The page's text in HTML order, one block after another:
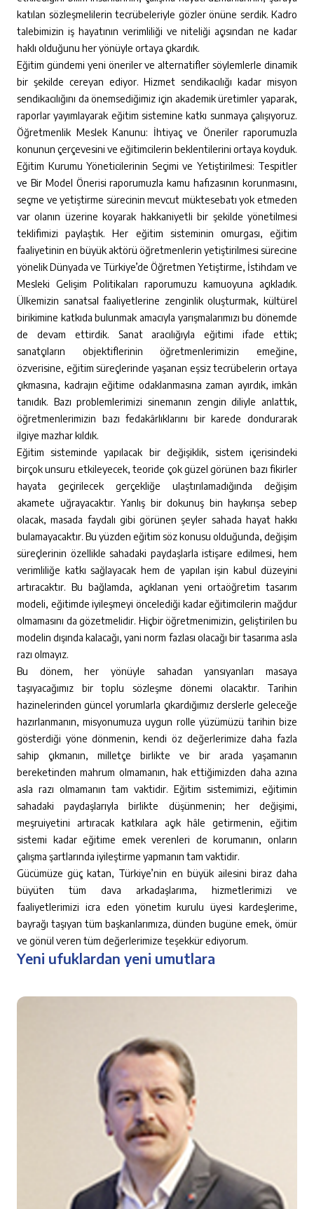
Yeni ufuklardan yeni umutlara
katılan sözleşmelilerin tecrübeleriyle gözler önüne serdik. Kadro
talebimizin iş hayatının verimliliği ve niteliği açısından ne kadar
haklı olduğunu her yönüyle ortaya çıkardık.
Eğitim gündemi yeni öneriler ve alternatifler söylemlerle dinamik
bir şekilde cereyan ediyor. Hizmet sendikacılığı kadar misyon
sendikacılığını da önemsediğimiz için akademik üretimler yaparak,
raporlar yayımlayarak eğitim sistemine katkı sunmaya çalışıyoruz.
Öğretmenlik Meslek Kanunu: İhtiyaç ve Öneriler raporumuzla
konunun çerçevesini ve eğitimcilerin beklentilerini ortaya koyduk.
Eğitim Kurumu Yöneticilerinin Seçimi ve Yetiştirilmesi: Tespitler
ve Bir Model Önerisi raporumuzla kamu hafızasının korunmasını,
seçme ve yetiştirme sürecinin mevcut müktesebatı yok etmeden
var olanın üzerine koyarak hakkaniyetli bir şekilde yönetilmesi
teklifimizi paylaştık. Her eğitim sisteminin omurgası, eğitim
faaliyetinin en büyük aktörü öğretmenlerin yetiştirilmesi sürecine
yönelik Dünyada ve Türkiye’de Öğretmen Yetiştirme, İstihdam ve
Mesleki Gelişim Politikaları raporumuzu kamuoyuna açıkladık.
Ülkemizin sanatsal faaliyetlerine zenginlik oluşturmak, kültürel
birikimine katkıda bulunmak amacıyla yarışmalarımızı bu dönemde
de devam ettirdik. Sanat aracılığıyla eğitimi ifade ettik;
sanatçıların objektiflerinin öğretmenlerimizin emeğine,
özverisine, eğitim süreçlerinde yaşanan eşsiz tecrübelerin ortaya
çıkmasına, kadrajın eğitime odaklanmasına zaman ayırdık, imkân
tanıdık. Bazı problemlerimizi sinemanın zengin diliyle anlattık,
öğretmenlerimizin bazı fedakârlıklarını bir karede dondurarak
ilgiye mazhar kıldık.
Eğitim sisteminde yapılacak bir değişiklik, sistem içerisindeki
birçok unsuru etkileyecek, teoride çok güzel görünen bazı fikirler
hayata geçirilecek gerçekliğe ulaştırılamadığında değişim
akamete uğrayacaktır. Yanlış bir dokunuş bin haykırışa sebep
olacak, masada faydalı gibi görünen şeyler sahada hayat hakkı
bulamayacaktır. Bu yüzden eğitim söz konusu olduğunda, değişim
süreçlerinin özellikle sahadaki paydaşlarla istişare edilmesi, hem
verimliliğe katkı sağlayacak hem de yapılan işin kabul düzeyini
artıracaktır. Bu bağlamda, açıklanan yeni ortaöğretim tasarım
modeli, eğitimde iyileşmeyi öncelediği kadar eğitimcilerin mağdur
olmamasını da gözetmelidir. Hiçbir öğretmenimizin, geliştirilen bu
modelin dışında kalacağı, yani norm fazlası olacağı bir tasarıma asla
razı olmayız.
Bu dönem, her yönüyle sahadan yansıyanları masaya
taşıyacağımız bir toplu sözleşme dönemi olacaktır. Tarihin
hazinelerinden güncel yorumlarla çıkardığımız derslerle geleceğe
hazırlanmanın, misyonumuza uygun rolle yüzümüzü tarihin bize
gösterdiği yöne dönmenin, kendi öz değerlerimize daha fazla
sahip çıkmanın, milletçe birlikte ve bir arada yaşamanın
bereketinden mahrum olmamanın, hak ettiğimizden daha azına
asla razı olmamanın tam vaktidir. Eğitim sistemimizi, eğitimin
sahadaki paydaşlarıyla birlikte düşünmenin; her değişimi,
meşruiyetini artıracak katkılara açık hâle getirmenin, eğitim
sistemi kadar eğitime emek verenleri de korumanın, onların
çalışma şartlarında iyileştirme yapmanın tam vaktidir.
Gücümüze güç katan, Türkiye’nin en büyük ailesini biraz daha
büyüten tüm dava arkadaşlarıma, hizmetlerimizi ve
faaliyetlerimizi icra eden yönetim kurulu üyesi kardeşlerime,
bayrağı taşıyan tüm başkanlarımıza, dünden bugüne emek, ömür
ve gönül veren tüm değerlerimize teşekkür ediyorum.